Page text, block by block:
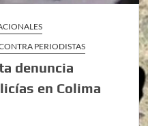
PERIODISTAS
denuncia
en Colima